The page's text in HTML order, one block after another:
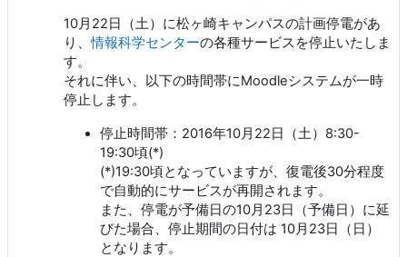
10月22日（土）に松ヶ崎キャンパスの計画停電があ
り、情報科学センターの各種サービスを停止いたしま
す。
それに伴い、以下の時間帯にMoodleシステムが一時
停止します。
停止時間帯：2016年10月22日（土）8:30-
19:30頃(*)
(*)19:30頃となっていますが、復電後30分程度
で自動的にサービスが再開されます。
また、停電が予備日の10月23日（予備日）に延
びた場合、停止期間の日付は 10月23日（日）
となります。